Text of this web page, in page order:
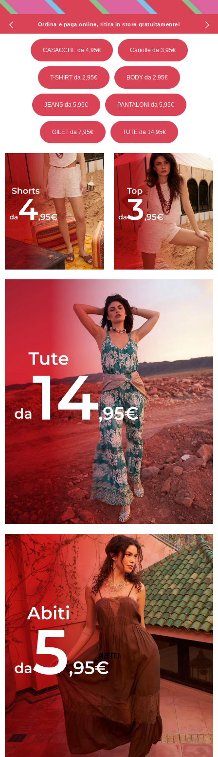
SPEDIZIONE SEMPRE GRATUITA IN STORE
Ordina e paga online, ritira in store gratuitamente!
Niente spese, solo shopping!
SPEDIZIONE A CASA GRATUITA DA 60€
SPEDIZIONE SEMPRE GRATUITA IN STORE
CASACCHE da 4,95€ Canotte da 3,95€
T-SHIRT da 2,95€ BODY da 2,95€
JEANS da 5,95€ PANTALONI da 5,95€
GILET da 7,95€ TUTE da 14,95€
ABITI